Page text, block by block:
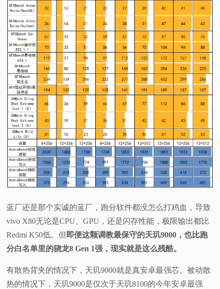
蓝厂还是那个实诚的蓝厂，跑分软件都没怎么打鸡血，导致
vivo X80无论是CPU、GPU，还是闪存性能，极限输出都比
Redmi K50低。但 即便这颗调教最保守的天玑9000，也比跑
分白名单里的骁龙8 Gen 1强，现实就是这么残酷。
有散热背夹的情况下，天玑9000就是真安卓最强芯。被动散
热的情况下，天玑9000是仅次于天玑8100的今年安卓最强